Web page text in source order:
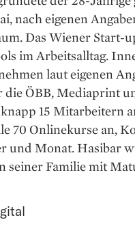
nach eigenen
Das Wiener Start-
im Arbeitsalltag.
laut eigenen
die ÖBB, Mediaprint
15 Mitarbeitern
70 Onlinekurse an,
und Monat. Hasibar
seiner Familie mit